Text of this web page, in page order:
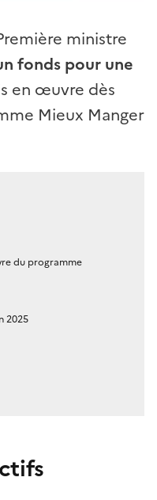
ministre
fonds pour une
en œuvre dès
Mieux Manger
du programme
2025